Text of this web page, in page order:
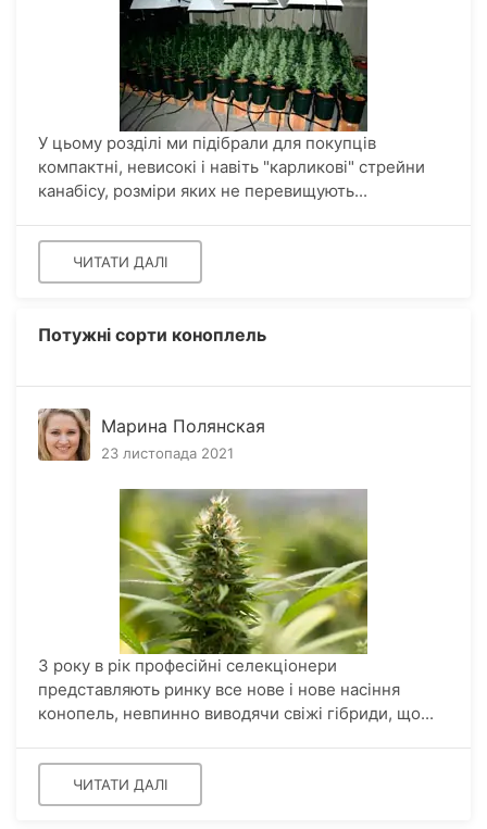
У цьому розділі ми підібрали для покупців
компактні, невисокі і навіть "карликові" стрейни
канабісу, розміри яких не перевищують...
ЧИТАТИ ДАЛІ
Потужні сорти коноплель
Марина Полянская
23 листопада 2021
З року в рік професійні селекціонери
представляють ринку все нове і нове насіння
конопель, невпинно виводячи свіжі гібриди, що...
ЧИТАТИ ДАЛІ